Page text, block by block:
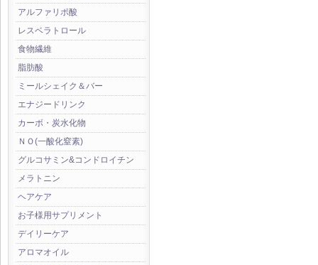
アルファリポ酸
レスベラトロール
食物繊維
脂肪酸
ミールシェイク＆バー
エナジードリンク
カーボ・炭水化物
ＮＯ(一酸化窒素)
グルコサミン&コンドロイチン
メラトニン
ヘアケア
お子様用サプリメント
デイリーケア
アロマオイル